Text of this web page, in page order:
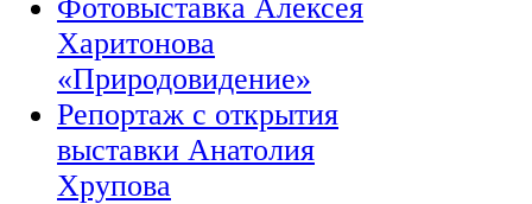
Фотовыставка Алексея
Харитонова
«Природовидение»
Репортаж с открытия
выставки Анатолия
Хрупова